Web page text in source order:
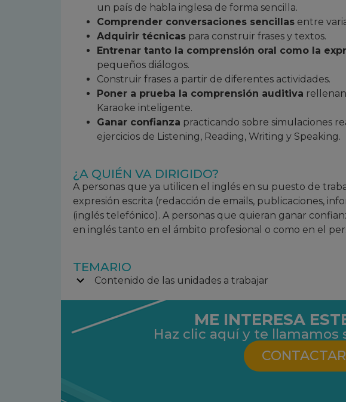
un país de habla inglesa de forma sencilla.
Comprender conversaciones sencillas entre
Adquirir técnicas para construir frases y textos.
Entrenar tanto la comprensión oral como la
pequeños diálogos.
Construir frases a partir de diferentes actividades.
Poner a prueba la comprensión auditiva
Karaoke inteligente.
Ganar confianza practicando sobre simulaciones
ejercicios de Listening, Reading, Writing y Speaking.
¿A QUIÉN VA DIRIGIDO?
A personas que ya utilicen el inglés en su puesto de
expresión escrita (redacción de emails, publicaciones,
(inglés telefónico). A personas que quieran ganar
en inglés tanto en el ámbito profesional o como en el
TEMARIO
Contenido de las unidades a trabajar
ME INTERESA
Haz clic aquí y te
CONTACTAR